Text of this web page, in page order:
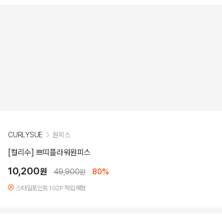
CURLYSUE 원피스
[컬리수] 쁘띠플라워원피스
10,200원 49,900원 80%
스타일포인트 102P 적립예정